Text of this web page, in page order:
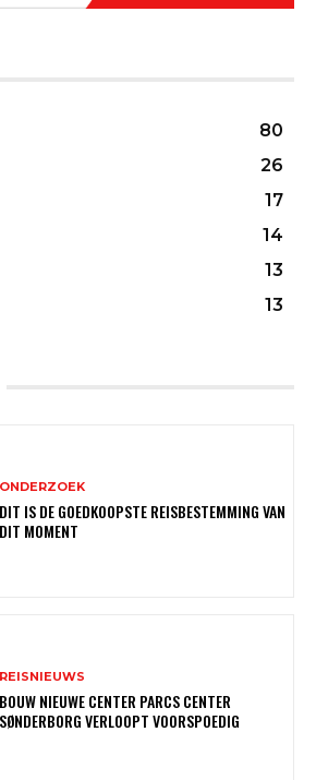
80
26
17
14
13
13
ONDERZOEK
DIT IS DE GOEDKOOPSTE REISBESTEMMING VAN
DIT MOMENT
REISNIEUWS
BOUW NIEUWE CENTER PARCS CENTER
SØNDERBORG VERLOOPT VOORSPOEDIG